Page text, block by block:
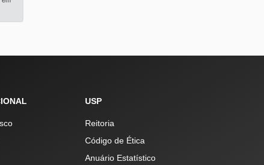
USP
Reitoria
Código de Ética
Anuário Estatístico